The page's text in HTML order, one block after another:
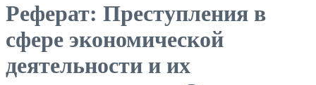
Реферат: Преступления в
сфере экономической
деятельности и их